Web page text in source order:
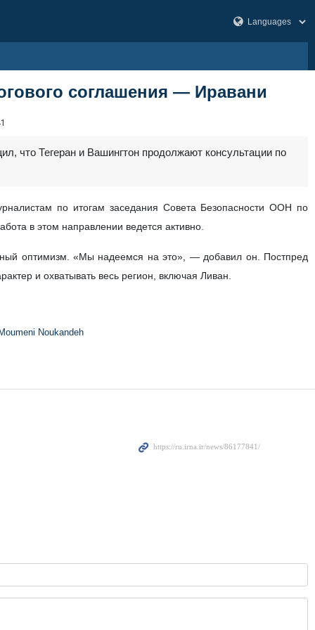
соглашения — Иравани
что Тегеран и Вашингтон продолжают консультации по
по итогам заседания Совета Безопасности ООН по
в этом направлении ведется активно.
оптимизм. «Мы надеемся на это», — добавил он. Постпред
и охватывать весь регион, включая Ливан.
Noukandeh